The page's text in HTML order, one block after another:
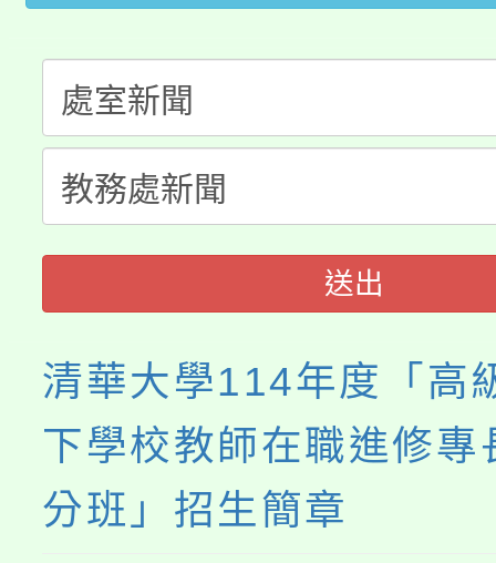
代理(課)教師甄選結果(
公告本校115學年度第
代理(課)教師甄選結果(
轉知中國文化大學推廣
《TA101》溝通分析基
程，歡迎學生輔導中心
系所師生報名參加。
送出
清華大學114年度「高
下學校教師在職進修專
分班」招生簡章